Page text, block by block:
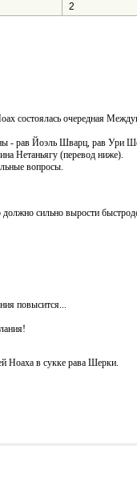
2
состоялась очередная
- рав Йоэль Шварц, рав Ури
Нетаньягу (перевод ниже).
вопросы.
сильно вырости
повысится...
Ноаха в сукке рава Шерки.